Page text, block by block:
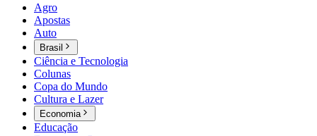
Agro
Apostas
Auto
Brasil
Ciência e Tecnologia
Colunas
Copa do Mundo
Cultura e Lazer
Economia
Educação